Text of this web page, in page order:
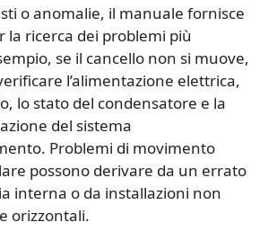
o anomalie, il manuale fornisce
la ricerca dei problemi più
se il cancello non si muove,
l’alimentazione elettrica,
lo stato del condensatore e la
del sistema
Problemi di movimento
possono derivare da un errato
interna o da installazioni non
orizzontali.